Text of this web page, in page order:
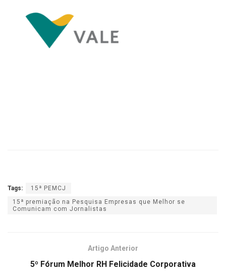
Tags:
15ª PEMCJ
15ª premiação na Pesquisa Empresas que Melhor se
Comunicam com Jornalistas
Artigo Anterior
5º Fórum Melhor RH Felicidade Corporativa